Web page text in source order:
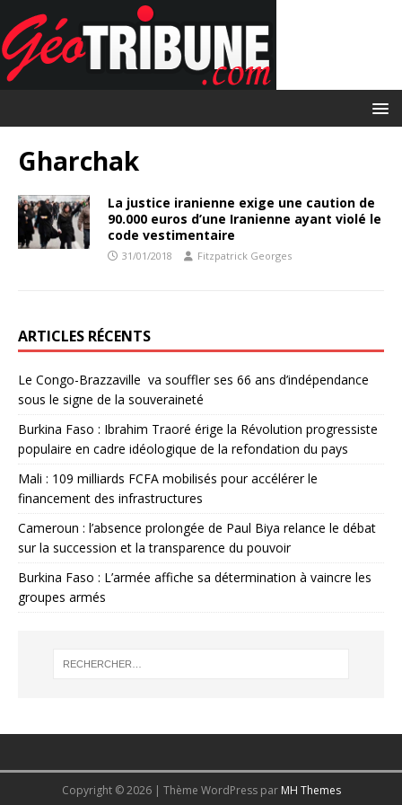
Gharchak
La justice iranienne exige une caution de
90.000 euros d’une Iranienne ayant violé le
code vestimentaire
31/01/2018 Fitzpatrick Georges
ARTICLES RÉCENTS
Le Congo-Brazzaville va souffler ses 66 ans d’indépendance
sous le signe de la souveraineté
Burkina Faso : Ibrahim Traoré érige la Révolution progressiste
populaire en cadre idéologique de la refondation du pays
Mali : 109 milliards FCFA mobilisés pour accélérer le
financement des infrastructures
Cameroun : l’absence prolongée de Paul Biya relance le débat
sur la succession et la transparence du pouvoir
Burkina Faso : L’armée affiche sa détermination à vaincre les
groupes armés
Copyright © 2026 | Thème WordPress par MH Themes